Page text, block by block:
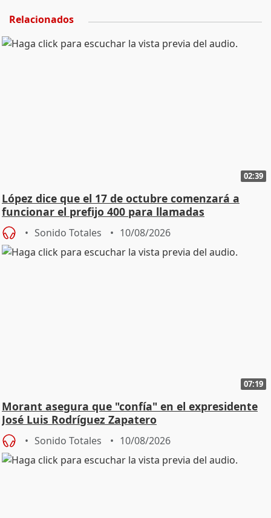
Relacionados
02:39
López dice que el 17 de octubre comenzará a
funcionar el prefijo 400 para llamadas
comerciales
Sonido Totales 10/08/2026
07:19
Morant asegura que "confía" en el expresidente
José Luis Rodríguez Zapatero
Sonido Totales 10/08/2026